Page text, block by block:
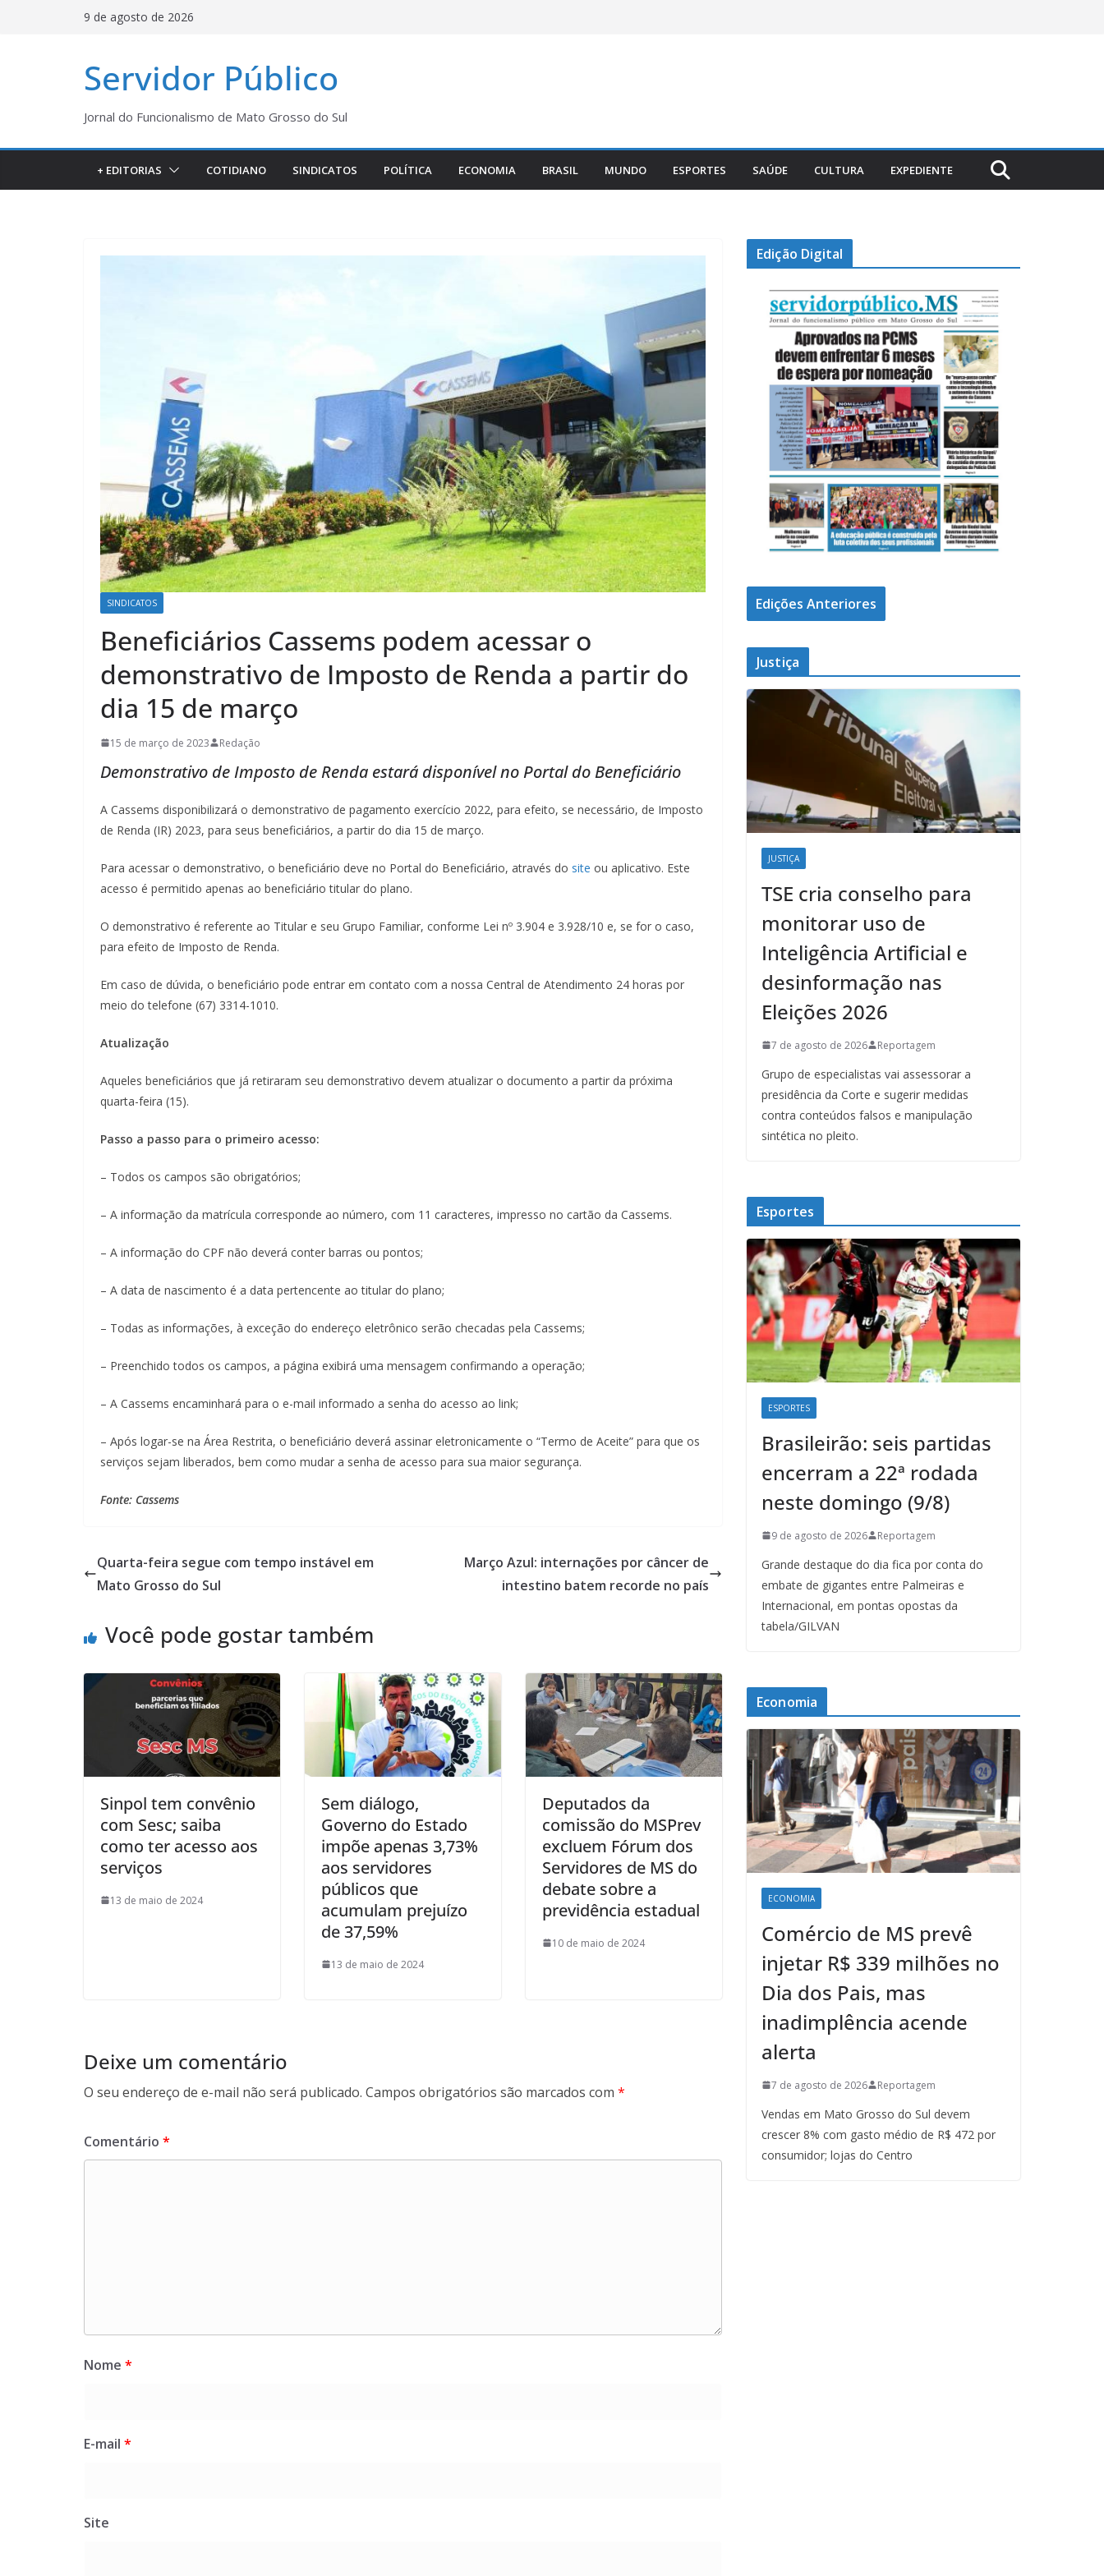
9 de agosto de 2026
Servidor Público
Jornal do Funcionalismo de Mato Grosso do Sul
+ EDITORIAS COTIDIANO SINDICATOS POLÍTICA ECONOMIA BRASIL MUNDO ESPORTES SAÚDE CULTURA EXPEDIENTE
SINDICATOS
Beneficiários Cassems podem acessar o
demonstrativo de Imposto de Renda a partir do
dia 15 de março
15 de março de 2023 Redação
Demonstrativo de Imposto de Renda estará disponível no Portal do Beneficiário
A Cassems disponibilizará o demonstrativo de pagamento exercício 2022, para efeito, se necessário, de Imposto
de Renda (IR) 2023, para seus beneficiários, a partir do dia 15 de março.
Para acessar o demonstrativo, o beneficiário deve no Portal do Beneficiário, através do site ou aplicativo. Este
acesso é permitido apenas ao beneficiário titular do plano.
O demonstrativo é referente ao Titular e seu Grupo Familiar, conforme Lei nº 3.904 e 3.928/10 e, se for o caso,
para efeito de Imposto de Renda.
Em caso de dúvida, o beneficiário pode entrar em contato com a nossa Central de Atendimento 24 horas por
meio do telefone (67) 3314-1010.
Atualização
Aqueles beneficiários que já retiraram seu demonstrativo devem atualizar o documento a partir da próxima
quarta-feira (15).
Passo a passo para o primeiro acesso:
– Todos os campos são obrigatórios;
– A informação da matrícula corresponde ao número, com 11 caracteres, impresso no cartão da Cassems.
– A informação do CPF não deverá conter barras ou pontos;
– A data de nascimento é a data pertencente ao titular do plano;
– Todas as informações, à exceção do endereço eletrônico serão checadas pela Cassems;
– Preenchido todos os campos, a página exibirá uma mensagem confirmando a operação;
– A Cassems encaminhará para o e-mail informado a senha do acesso ao link;
– Após logar-se na Área Restrita, o beneficiário deverá assinar eletronicamente o “Termo de Aceite” para que os
serviços sejam liberados, bem como mudar a senha de acesso para sua maior segurança.
Fonte: Cassems
Quarta-feira segue com tempo instável em
Mato Grosso do Sul
Março Azul: internações por câncer de
intestino batem recorde no país
Você pode gostar também
Sinpol tem convênio
com Sesc; saiba
como ter acesso aos
serviços
13 de maio de 2024
Sem diálogo,
Governo do Estado
impõe apenas 3,73%
aos servidores
públicos que
acumulam prejuízo
de 37,59%
13 de maio de 2024
Deputados da
comissão do MSPrev
excluem Fórum dos
Servidores de MS do
debate sobre a
previdência estadual
10 de maio de 2024
Deixe um comentário
O seu endereço de e-mail não será publicado. Campos obrigatórios são marcados com *
Comentário *
Nome *
E-mail *
Site
Edição Digital
Edições Anteriores
Justiça
JUSTIÇA
TSE cria conselho para
monitorar uso de
Inteligência Artificial e
desinformação nas
Eleições 2026
7 de agosto de 2026 Reportagem
Grupo de especialistas vai assessorar a
presidência da Corte e sugerir medidas
contra conteúdos falsos e manipulação
sintética no pleito.
Esportes
ESPORTES
Brasileirão: seis partidas
encerram a 22ª rodada
neste domingo (9/8)
9 de agosto de 2026 Reportagem
Grande destaque do dia fica por conta do
embate de gigantes entre Palmeiras e
Internacional, em pontas opostas da
tabela/GILVAN
Economia
ECONOMIA
Comércio de MS prevê
injetar R$ 339 milhões no
Dia dos Pais, mas
inadimplência acende
alerta
7 de agosto de 2026 Reportagem
Vendas em Mato Grosso do Sul devem
crescer 8% com gasto médio de R$ 472 por
consumidor; lojas do Centro